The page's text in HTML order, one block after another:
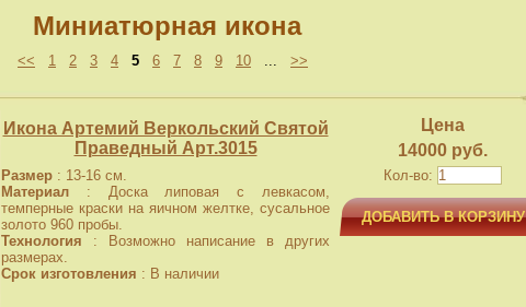
Миниатюрная икона
<< 1 2 3 4 5 6 7 8 9 10 ... >>
Икона Артемий Веркольский Святой
Праведный Арт.3015
Размер : 13-16 см.
Материал : Доска липовая с левкасом,
темперные краски на яичном желтке, сусальное
золото 960 пробы.
Технология : Возможно написание в других
размерах.
Срок изготовления : В наличии
Цена
14000 руб.
Кол-во:
ДОБАВИТЬ В КОРЗИНУ